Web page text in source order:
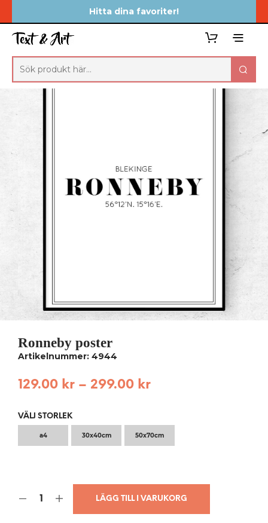
Hitta dina favoriter!
Ronneby poster
Artikelnummer: 4944
129.00 kr – 299.00 kr
VÄLJ STORLEK
a4 30x40cm 50x70cm
LÄGG TILL I VARUKORG